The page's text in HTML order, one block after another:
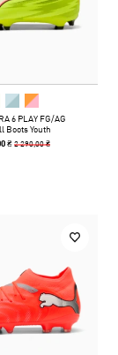
6 PLAY FG/AG
Boots Youth
₴2 290,00 ₴